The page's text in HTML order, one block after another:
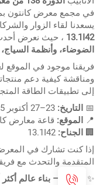
مجمع معرض كانتون
لقاء الزوار والشركاء
، حيث نعرض أحدث
وأنظمة السياج،
موجود في الموقع لعرض
كيفية دعم منتجاتنا
تطبيقات الطاقة
التاريخ: 23–27 أكتوبر 2025
الموقع:قاعة معارض
الجناح:13.1I42
كنت تشارك في المعرض،
والتحدث مع فريقنا
جينبياو – بناء عالم أكثر